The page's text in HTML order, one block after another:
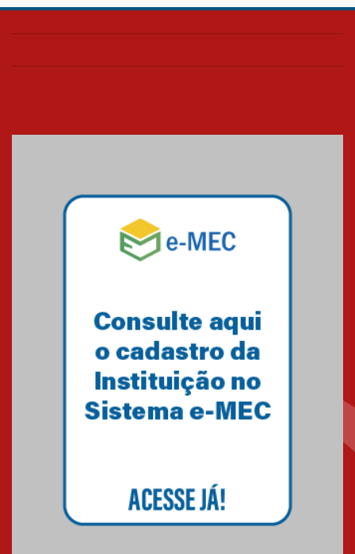
HUEM é o primeiro hospital do
UTI's inteligentes
referência mundial em
Pós-Asco: evento do HUEM
debate novidades sobre
estudos e tratamentos contra
o câncer
MackPesquisa 2026 prorroga
inscrições até 14 de agosto
15.06.2026